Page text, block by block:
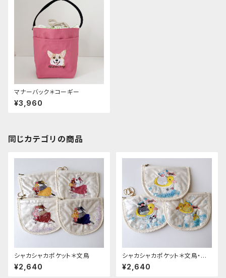
マナーバック＊コーギー
¥3,960
同じカテゴリの商品
シャカシャカポケット＊文鳥
¥2,640
シャカシャカポケット＊文鳥・オ
カメ
¥2,640